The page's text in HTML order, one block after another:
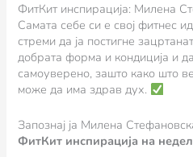
ФитКит инспирација: Милена
Самата себе си е свој фитнес
стреми да ја постигне
добрата форма и кондиција и
самоуверено, зашто како што
може да има здрав дух.
Запознај ја Милена
ФитКит инспирација на